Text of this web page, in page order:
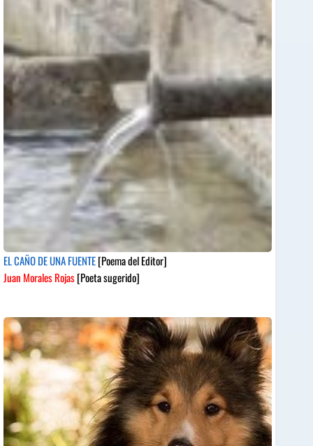
EL CAÑO DE UNA FUENTE[Poema del Editor]
Juan Morales Rojas[Poeta sugerido]